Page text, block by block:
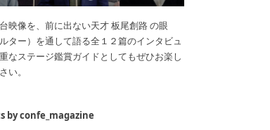
映像を、前に出ない天才 板尾創路 の眼
ルター）を通して語る全１２篇のインタビュ
なステージ鑑賞ガイドとしてもぜひお楽し
い。
by confe_magazine